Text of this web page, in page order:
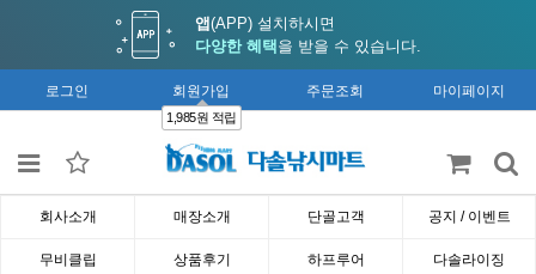
앱(APP) 설치하시면
다양한 혜택 을 받을 수 있습니다.
로그인 회원가입
1,985원 적립
주문조회 마이페이지
회사소개 매장소개 단골고객 공지 / 이벤트
무비클립 상품후기 하프루어 다솔라이징